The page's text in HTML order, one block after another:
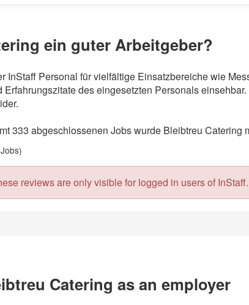
ein guter Arbeitgeber?
InStaff Personal für vielfältige Einsatzbereiche wie
des eingesetzten Personals
333 abgeschlossenen Jobs wurde Bleibtreu Catering
reviews are only visible for logged in users of InStaff.
Catering as an employer